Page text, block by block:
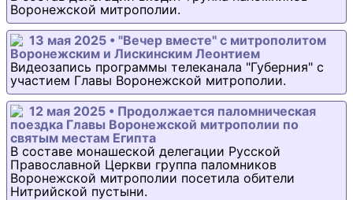
Воронежской митрополии.
13 мая 2025 • "Вечер вместе" с митрополитом
Воронежским и Лискинским Леонтием
Видеозапись программы телеканала "Губерния" с
участием Главы Воронежской митрополии.
12 мая 2025 • Продолжается паломническая
поездка Главы Воронежской митрополии по
святым местам Египта
В составе монашеской делегации Русской
Православной Церкви группа паломников
Воронежской митрополии посетила обители
Нитрийской пустыни.